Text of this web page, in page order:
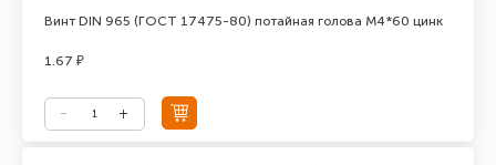
Винт DIN 965 (ГОСТ 17475-80) потайная голова М4*60 цинк
1.67 ₽